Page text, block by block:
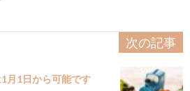
次の記事
月1日から可能です